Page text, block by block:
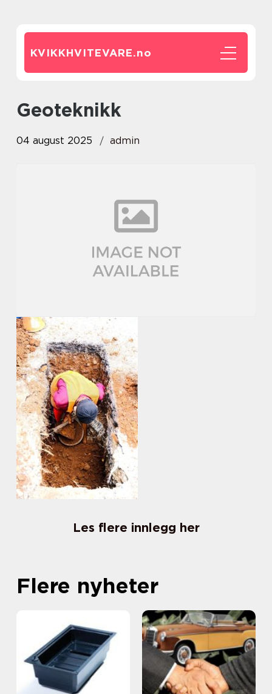
KVIKKHVITEVARE.no
Geoteknikk
04 august 2025 admin
Les flere innlegg her
Flere nyheter